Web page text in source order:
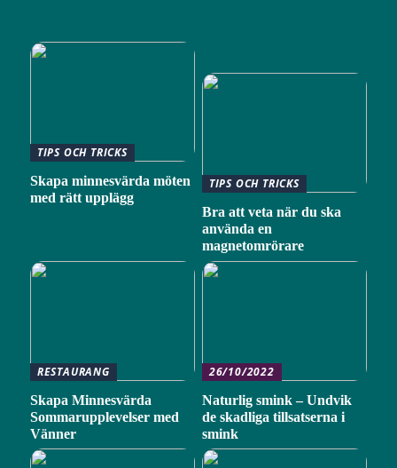
TIPS OCH TRICKS
Skapa minnesvärda möten
med rätt upplägg
TIPS OCH TRICKS
Bra att veta när du ska
använda en
magnetomrörare
RESTAURANG
Skapa Minnesvärda
Sommarupplevelser med
Vänner
26/10/2022
Naturlig smink – Undvik
de skadliga tillsatserna i
smink